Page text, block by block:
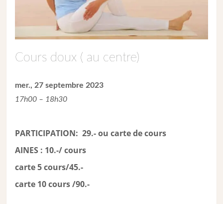
Cours doux ( au centre)
mer., 27 septembre 2023
17h00 – 18h30
PARTICIPATION: 29.- ou carte de cours
AINES : 10.-/ cours
carte 5 cours/45.-
carte 10 cours /90.-